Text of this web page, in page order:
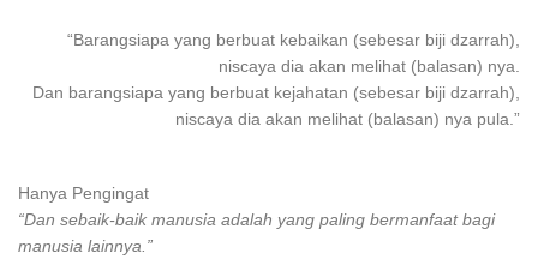
“Barangsiapa yang berbuat kebaikan (sebesar biji dzarrah),
niscaya dia akan melihat (balasan) nya.
Dan barangsiapa yang berbuat kejahatan (sebesar biji dzarrah),
niscaya dia akan melihat (balasan) nya pula.”
Hanya Pengingat
“Dan sebaik-baik manusia adalah yang paling bermanfaat bagi
manusia lainnya.”